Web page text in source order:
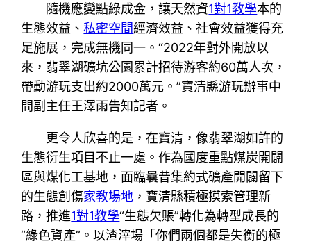
隨機應變點綠成金，讓天然資1對1教學本的
生態效益、私密空間經濟效益、社會效益獲得充
足施展，完成無機同一。“2022年對外開放以
來，翡翠湖礦坑公園累計招待游客約60萬人次，
帶動游玩支出約2000萬元。”寶清縣游玩辦事中
間副主任王澤雨告知記者。
更令人欣喜的是，在寶清，像翡翠湖如許的
生態衍生項目不止一處。作為國度重點煤炭開闢
區與煤化工基地，面臨曩昔集約式礦產開闢留下
的生態創傷家教場地 ，寶清縣積極摸索管理新
路，推進1對1教學“生態欠賬”轉化為轉型成長的
“綠色資產”。以渣滓場「你們兩個都是失衡的極